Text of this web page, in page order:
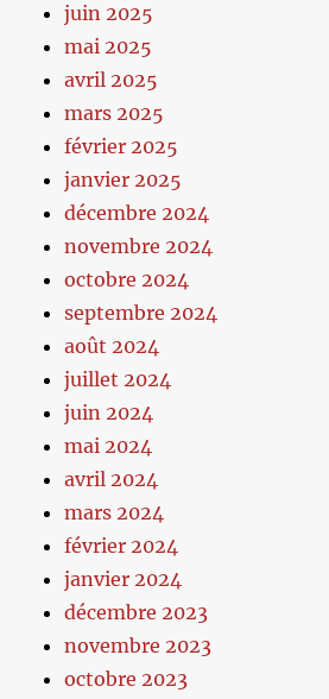
juin 2025
mai 2025
avril 2025
mars 2025
février 2025
janvier 2025
décembre 2024
novembre 2024
octobre 2024
septembre 2024
août 2024
juillet 2024
juin 2024
mai 2024
avril 2024
mars 2024
février 2024
janvier 2024
décembre 2023
novembre 2023
octobre 2023